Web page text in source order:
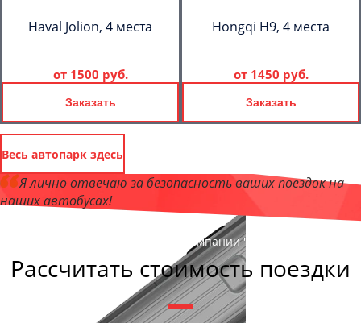
Haval Jolion, 4 места
от 1500 руб.
Заказать
Hongqi H9, 4 места
от 1450 руб.
Заказать
Весь автопарк здесь
Я лично отвечаю за безопасность ваших поездок на
наших автобусах!
, директор компании "Транспорт52"
Рассчитать стоимость поездки